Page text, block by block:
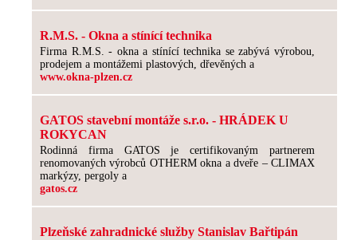
R.M.S. - Okna a stínící technika
Firma R.M.S. - okna a stínící technika se zabývá výrobou,
prodejem a montážemi plastových, dřevěných a
www.okna-plzen.cz
GATOS stavební montáže s.r.o. - HRÁDEK U
ROKYCAN
Rodinná firma GATOS je certifikovaným partnerem
renomovaných výrobců OTHERM okna a dveře – CLIMAX
markýzy, pergoly a
gatos.cz
Plzeňské zahradnické služby Stanislav Bařtipán